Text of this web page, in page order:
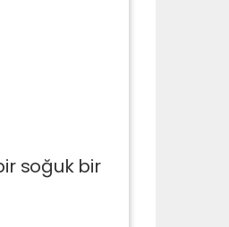
soğuk bir